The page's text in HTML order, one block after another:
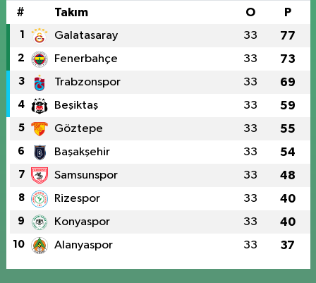
# Takım O P
1 Galatasaray 33 77
2 Fenerbahçe 33 73
3 Trabzonspor 33 69
4 Beşiktaş 33 59
5 Göztepe 33 55
6 Başakşehir 33 54
7 Samsunspor 33 48
8 Rizespor 33 40
9 Konyaspor 33 40
10 Alanyaspor 33 37